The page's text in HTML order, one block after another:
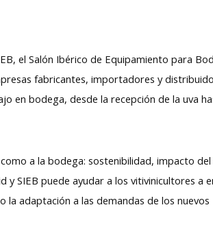
el Salón Ibérico de Equipamiento para
fabricantes, importadores y
en bodega, desde la recepción de la uva
a la bodega: sostenibilidad, impacto del
y SIEB puede ayudar a los vitivinicultores a
la adaptación a las demandas de los nuevos